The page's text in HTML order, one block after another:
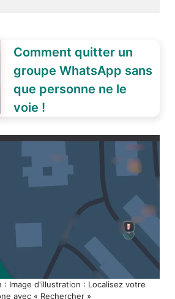
Comment quitter un
groupe WhatsApp sans
que personne ne le
voie !
: Image d'illustration : Localisez votre
avec « Rechercher »